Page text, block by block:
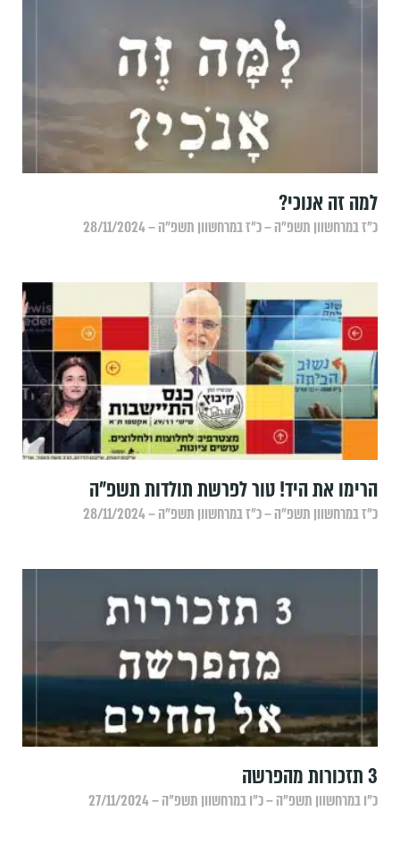
למה זה אנוכי?
כ״ז במרחשוון תשפ״ה – כ״ז במרחשוון תשפ״ה – 28/11/2024
הרימו את היד! טור לפרשת תולדות תשפ"ה
כ״ז במרחשוון תשפ״ה – כ״ז במרחשוון תשפ״ה – 28/11/2024
3 תזכורות מהפרשה
כ״ו במרחשוון תשפ״ה – כ״ו במרחשוון תשפ״ה – 27/11/2024